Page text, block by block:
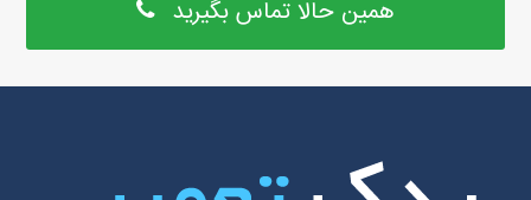
همین حالا تماس بگیرید